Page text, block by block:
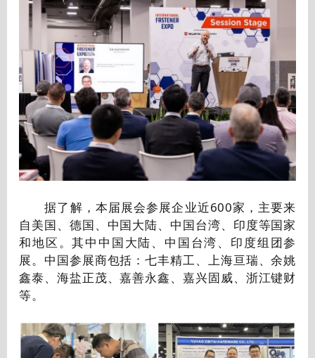
据了解，本届展会参展企业近600家，主要来
自美国、德国、中国大陆、中国台湾、印度等国家
和地区。其中中国大陆、中国台湾、印度组团参
展。中国参展商包括：七丰精工、上海亘瑞、余姚
鑫泰、海盐正茂、嘉善永鑫、嘉兴固威、浙江键财
等。